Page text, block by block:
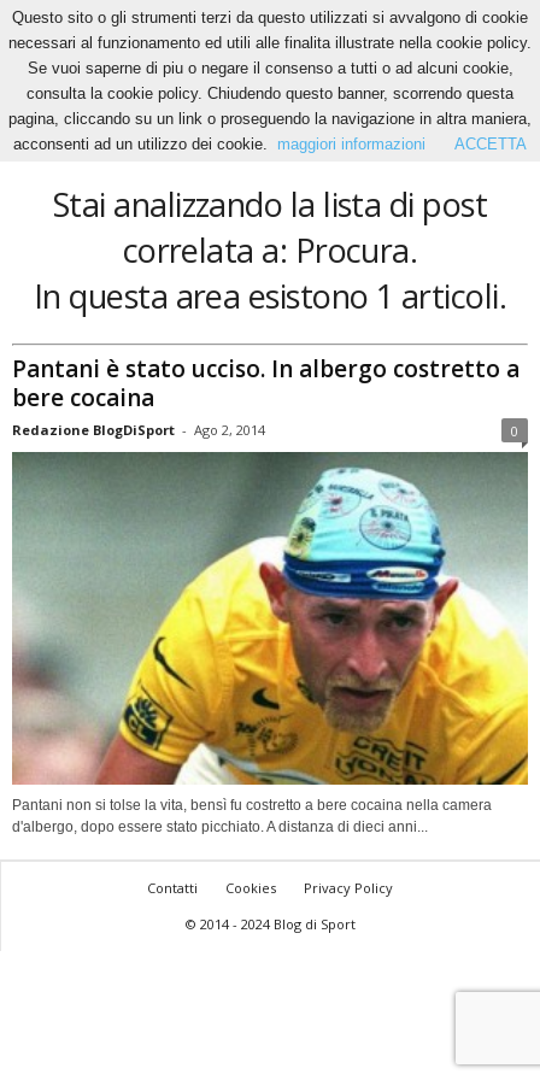
Home Tags Procura
Procura
Stai analizzando la lista di post
correlata a: Procura.
In questa area esistono 1 articoli.
Pantani è stato ucciso. In albergo costretto a
bere cocaina
Redazione BlogDiSport - Ago 2, 2014 0
Pantani non si tolse la vita, bensì fu costretto a bere cocaina nella camera
d'albergo, dopo essere stato picchiato. A distanza di dieci anni...
Contatti Cookies
Privacy Policy
© 2014 - 2024 Blog di Sport
Questo sito o gli strumenti terzi da questo utilizzati si avvalgono di cookie
necessari al funzionamento ed utili alle finalita illustrate nella cookie policy.
Se vuoi saperne di piu o negare il consenso a tutti o ad alcuni cookie,
consulta la cookie policy. Chiudendo questo banner, scorrendo questa
pagina, cliccando su un link o proseguendo la navigazione in altra maniera,
acconsenti ad un utilizzo dei cookie.
maggiori informazioni ACCETTA